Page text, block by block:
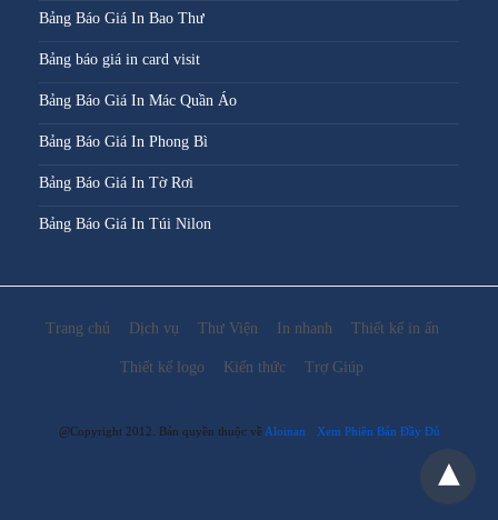
Bảng Báo Giá In Bao Thư
Bảng báo giá in card visit
Bảng Báo Giá In Mác Quần Áo
Bảng Báo Giá In Phong Bì
Bảng Báo Giá In Tờ Rơi
Bảng Báo Giá In Túi Nilon
Trang chủ Dịch vụ Thư Viện In nhanh Thiết kế in ấn
Thiết kế logo Kiến thức Trợ Giúp
@Copyright 2012. Bản quyền thuộc về Aloinan Xem Phiên Bản Đầy Đủ